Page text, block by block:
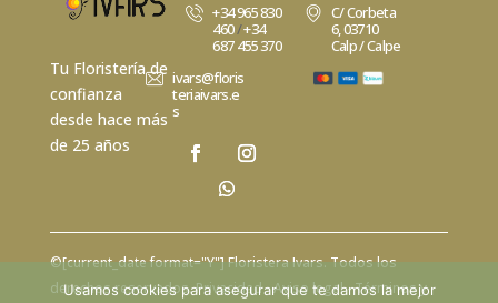
Tu Floristería de
confianza
desde hace más
de 25 años
+34 965 830
460/+34
687 455 370
ivars@floris
teriaivars.e
s
C/ Corbeta
6, 03710
Calp / Calpe
©[current_date format="Y"] Floristera Ivars. Todos los
derechos reservados.Privacidad- Aviso legal -Términos y
Usamos cookies para asegurar que te damos la mejor